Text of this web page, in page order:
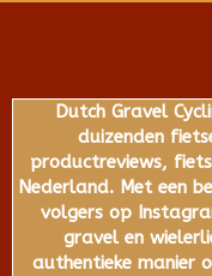
Dutch Gravel
duizenden
productreviews,
Nederland. Met een
volgers op
gravel en
authentieke manier